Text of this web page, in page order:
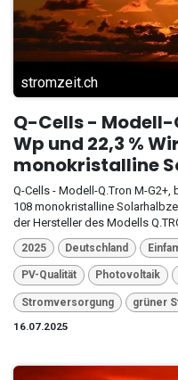
stromzeit.ch
Q-Cells - Modell-
Wp und 22,3 %
monokristalline
Q-Cells - Modell-Q.Tron M-G2+,
108 monokristalline
der Hersteller des Modells
2025 Deutschland
PV-Qualität Photovoltaik
Stromversorgung
grüner
16.07.2025